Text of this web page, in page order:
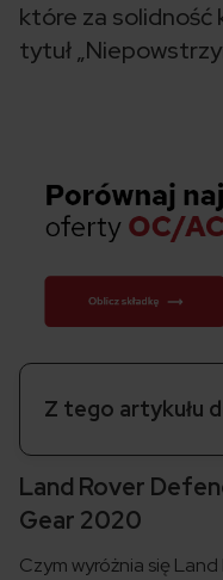
które za solidność
tytuł
Z tego artykułu
Land Rover
Gear 2020
Czym wyróżnia się